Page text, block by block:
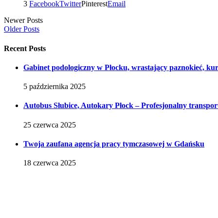
3 FacebookTwitterPinterestEmail
Newer Posts
Older Posts
Recent Posts
Gabinet podologiczny w Płocku, wrastający paznokieć,
5 października 2025
Autobus Słubice, Autokary Płock – Profesjonalny
25 czerwca 2025
Twoja zaufana agencja pracy tymczasowej w Gdańsku
18 czerwca 2025